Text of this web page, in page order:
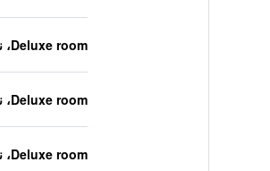
Deluxe room، نوع السرير غير معروف
Deluxe room، نوع السرير غير معروف
Deluxe room، نوع السرير غير معروف